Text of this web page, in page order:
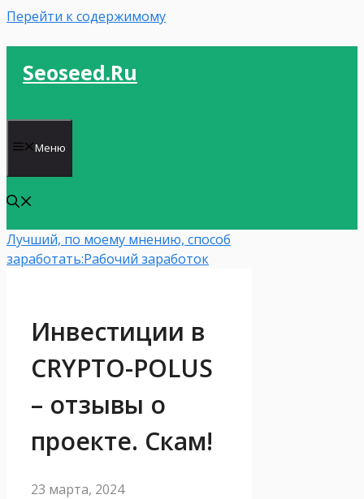
Перейти к содержимому
Seoseed.ru
Меню
Лучший, по моему мнению, способ
заработать:Рабочий заработок
Инвестиции в
CRYPTO-POLUS
– отзывы о
проекте. Скам!
23 марта, 2024